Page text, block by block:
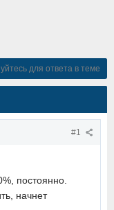
для ответа в теме
#1
постоянно.
начнет